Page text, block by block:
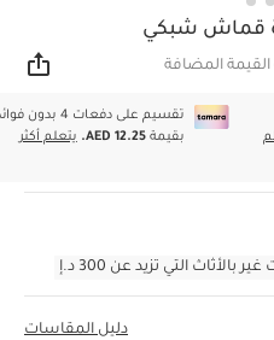
قماش شبكي
المضافة
تقسيم على دفعات 4 بدون
بقيمةAED 12.25. يتعلم أكثر
التي تزيد عن 300 د.إ
دليل المقاسات